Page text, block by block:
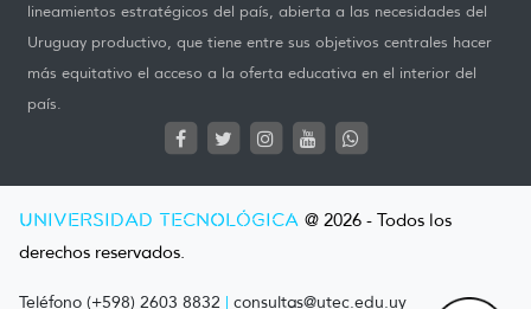
lineamientos estratégicos del país, abierta a las necesidades del
Uruguay productivo, que tiene entre sus objetivos centrales hacer
más equitativo el acceso a la oferta educativa en el interior del
país.
UNIVERSIDAD TECNOLÓGICA @ 2026 - Todos los
derechos reservados.
Teléfono (+598) 2603 8832 | consultas@utec.edu.uy